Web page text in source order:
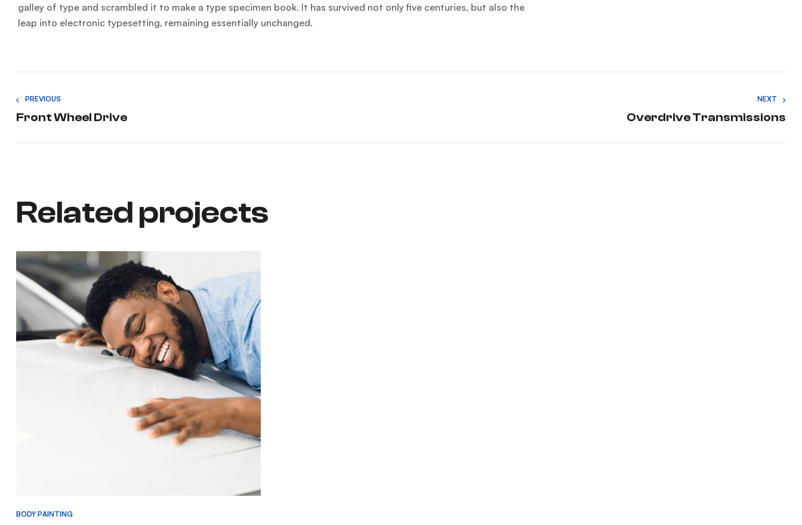
galley of type and scrambled it to make a type specimen book. It has survived not only five centuries, but also the
leap into electronic typesetting, remaining essentially unchanged.
PREVIOUS
Front Wheel Drive
NEXT
Overdrive Transmissions
Related projects
BODY PAINTING